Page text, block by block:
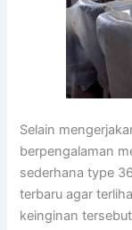
Selain
berpengalaman
sederhana type
terbaru agar
keinginan